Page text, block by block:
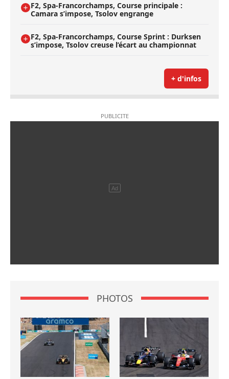
F2, Spa-Francorchamps, Course principale :
Camara s’impose, Tsolov engrange
F2, Spa-Francorchamps, Course Sprint : Durksen
s’impose, Tsolov creuse l’écart au championnat
+ d'infos
PHOTOS